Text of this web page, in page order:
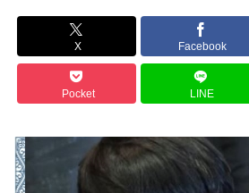
X Facebook
Pocket LINE